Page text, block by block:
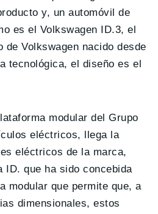
y, un automóvil de
es el Volkswagen ID.3, el
Volkswagen nacido desde
tecnológica, el diseño es el
modular del Grupo
eléctricos, llega la
eléctricos de la marca,
ID. que ha sido concebida
modular que permite que, a
dimensionales, estos